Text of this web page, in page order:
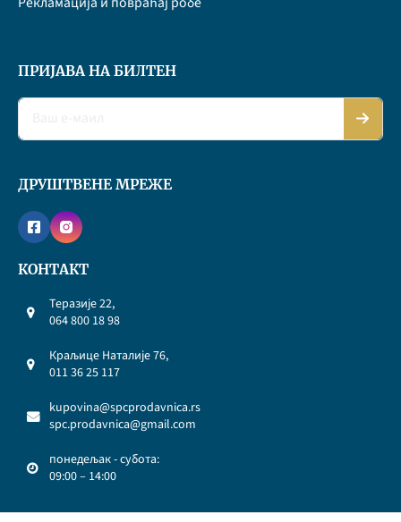
ПРИЈАВА НА БИЛТЕН
ДРУШТВЕНЕ МРЕЖЕ
КОНТАКТ
Теразије 22,
064 800 18 98
Краљице Наталије 76,
011 36 25 117
kupovina@spcprodavnica.rs
spc.prodavnica@gmail.com
понедељак - субота:
09:00 – 14:00